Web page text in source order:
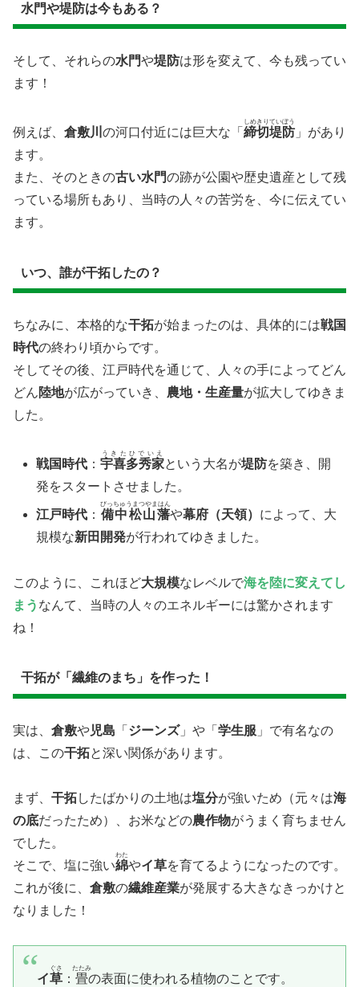
水門や堤防は今もある？
そして、それらの水門や堤防は形を変えて、今も残ってい
ます！
例えば、 倉敷川 の河口付近には巨大な「 締切堤防
しめきりていぼう
」があり
ます。
また、そのときの古い水門の跡が公園や歴史遺産として残
っている場所もあり、当時の人々の苦労を、今に伝えてい
ます。
いつ、誰が干拓したの？
ちなみに、​本格的な干拓が始まったのは、具体的には戦国
時代の終わり頃からです。
そしてその後、江戸時代を通じて、人々の手によってどん
どん陸地が広がっていき、 農地・生産量が拡大してゆきま
した。
戦国時代 ：宇喜多秀家
うきたひでいえ
という大名が堤防を築き、開
発をスタートさせました。
江戸時代 ： 備中松山藩
びっちゅうまつやまはん
や幕府（天領） によって、大
規模な新田開発が行われてゆきました。
​このように、これほど大規模なレベルで海を陸に変えてし
まう なんて、当時の人々のエネルギーには驚かされます
ね！
干拓が「繊維のまち」を作った！
​実は、 倉敷や児島 「 ジーンズ」や「 学生服 」で有名なの
は、この干拓と深い関係があります。
まず、 干拓したばかりの土地は塩分が強いため（元々は海
の底だったため）、お米などの農作物がうまく育ちません
でした。
そこで、塩に強い綿
わた
やイ草を育てるようになったのです。
これが後に、 倉敷の繊維産業が発展する大きなきっかけと
なりました！
​イ草
ぐさ
： 畳
たたみ
の表面に使われる植物のことです。